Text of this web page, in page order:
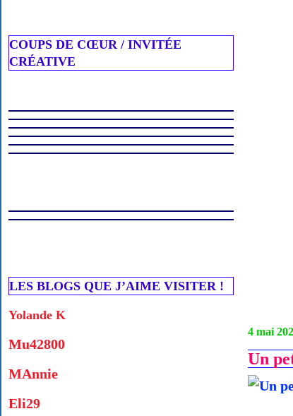
COUPS DE CŒUR / INVITÉE
CRÉATIVE
LES BLOGS QUE J’AIME VISITER !
Yolande K
Mu42800
MAnnie
Eli29
4 mai
Un